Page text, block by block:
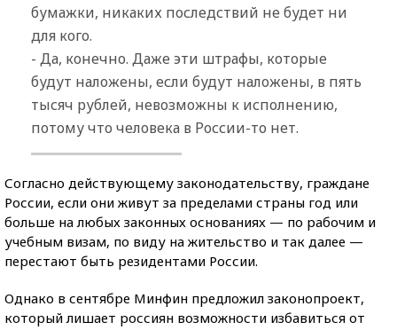
бумажки, никаких последствий не будет ни
для кого.
- Да, конечно. Даже эти штрафы, которые
будут наложены, если будут наложены, в пять
тысяч рублей, невозможны к исполнению,
потому что человека в России-то нет.
Согласно действующему законодательству, граждане
России, если они живут за пределами страны год или
больше на любых законных основаниях — по рабочим и
учебным визам, по виду на жительство и так далее —
перестают быть резидентами России.
Однако в сентябре Минфин предложил законопроект,
который лишает россиян возможности избавиться от